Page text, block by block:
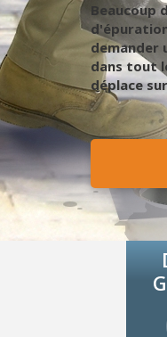
Beaucoup
demander
dans tout
déplace